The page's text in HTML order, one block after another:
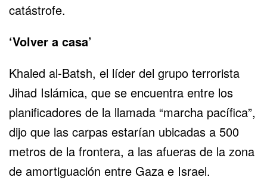
catástrofe.
‘Volver a casa’
Khaled al-Batsh, el líder del grupo terrorista
Jihad Islámica, que se encuentra entre los
planificadores de la llamada “marcha pacífica”,
dijo que las carpas estarían ubicadas a 500
metros de la frontera, a las afueras de la zona
de amortiguación entre Gaza e Israel.